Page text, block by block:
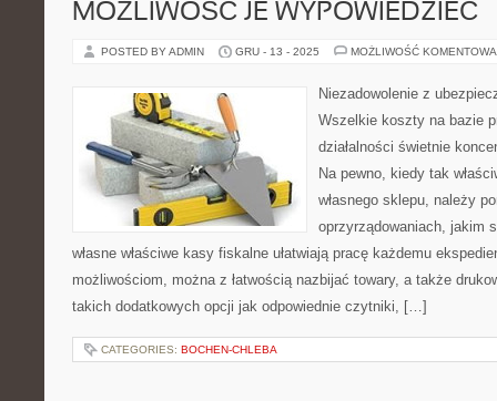
MOŻLIWOŚĆ JE WYPOWIEDZIEĆ
POSTED BY ADMIN GRU - 13 - 2025 MOŻLIWOŚĆ
Niezadowolenie z
Wszelkie koszty na bazie
działalności świetnie
Na pewno, kiedy tak
własnego sklepu, należy
oprzyrządowaniach, jakim
własne właściwe kasy fiskalne ułatwiają pracę każdemu
możliwościom, można z łatwością nazbijać towary, a także
takich dodatkowych opcji jak odpowiednie czytniki, […]
CATEGORIES: BOCHEN-CHLEBA